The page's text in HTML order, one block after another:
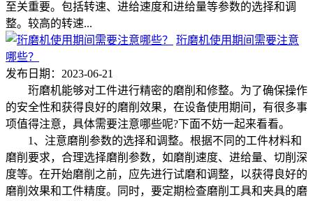
至关重要。包括转速、进给速度和进给量等参数的选择和调
整。较高的转速...
珩磨机使用期间需要注意
哪些？
发布日期：2023-06-21
珩磨机能够对工件进行精密的磨削和修整。为了确保操作
的安全性和获得良好的磨削效果，在设备使用期间，有很多事
项值得注意，具体需要注意哪些呢?下面不妨一起来看看。
1、注意磨削参数的选择和调整。根据不同的工件材料和
磨削要求，合理选择磨削参数，如磨削速度、进给量、切削深
度等。在开始磨削之前，应先进行试磨和调整，以获得良好的
磨削效果和工件精度。同时，要定期检查磨削工具和夹具的磨